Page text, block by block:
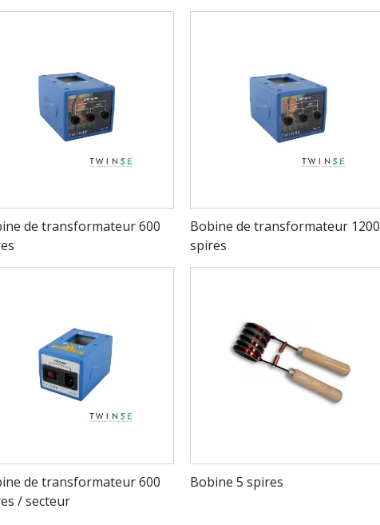
de transformateur 600
Bobine de transformateur 1200
spires
de transformateur 600
/ secteur
Bobine 5 spires